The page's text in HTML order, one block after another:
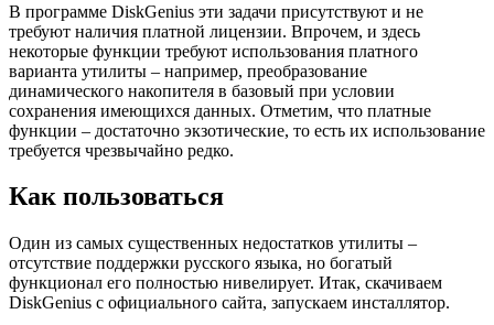
В программе DiskGenius эти задачи присутствуют и не
требуют наличия платной лицензии. Впрочем, и здесь
некоторые функции требуют использования платного
варианта утилиты – например, преобразование
динамического накопителя в базовый при условии
сохранения имеющихся данных. Отметим, что платные
функции – достаточно экзотические, то есть их использование
требуется чрезвычайно редко.
Как пользоваться
Один из самых существенных недостатков утилиты –
отсутствие поддержки русского языка, но богатый
функционал его полностью нивелирует. Итак, скачиваем
DiskGenius с официального сайта, запускаем инсталлятор.